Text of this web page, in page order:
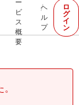
ー
ビ
ス
概
要
ヘ
ル
プ
ロ
グ
イ
ン